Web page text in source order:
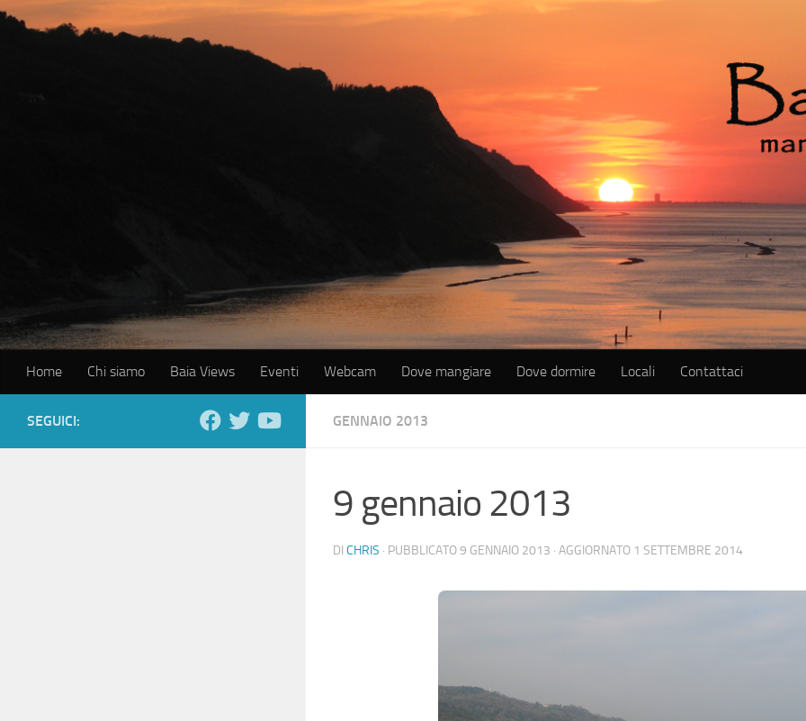
Salta al contenuto
Home Chi siamo Baia Views Eventi Webcam Dove mangiare Dove dormire Locali Contattaci
GENNAIO 2013
9 gennaio 2013
DI CHRIS · PUBBLICATO9 GENNAIO 2013 · AGGIORNATO 1 SETTEMBRE 2014
SEGUICI: